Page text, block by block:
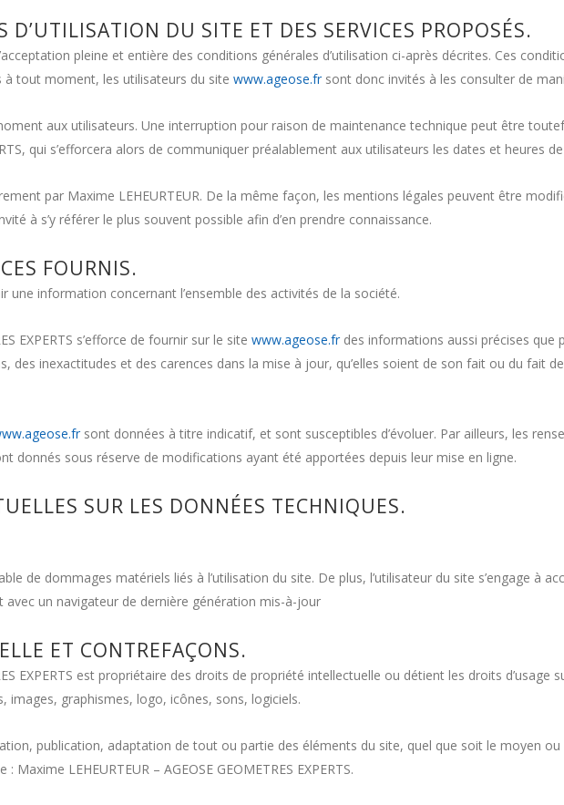
DU SITE ET DES SERVICES PROPOSÉS.
pleine et entière des conditions générales d’utilisation ci-après décrites. Ces
à tout moment, les utilisateurs du site www.ageose.fr sont donc invités à les consulter de
aux utilisateurs. Une interruption pour raison de maintenance technique peut être
qui s’efforcera alors de communiquer préalablement aux utilisateurs les dates et heures
par Maxime LEHEURTEUR. De la même façon, les mentions légales peuvent être
à s’y référer le plus souvent possible afin d’en prendre connaissance.
FOURNIS.
une information concernant l’ensemble des activités de la société.
EXPERTS s’efforce de fournir sur le site www.ageose.fr des informations aussi précises que
des inexactitudes et des carences dans la mise à jour, qu’elles soient de son fait ou du fait
sont données à titre indicatif, et sont susceptibles d’évoluer. Par ailleurs, les
donnés sous réserve de modifications ayant été apportées depuis leur mise en ligne.
SUR LES DONNÉES TECHNIQUES.
de dommages matériels liés à l’utilisation du site. De plus, l’utilisateur du site s’engage à
un navigateur de dernière génération mis-à-jour
ET CONTREFAÇONS.
EXPERTS est propriétaire des droits de propriété intellectuelle ou détient les droits d’usage
images, graphismes, logo, icônes, sons, logiciels.
publication, adaptation de tout ou partie des éléments du site, quel que soit le moyen
LEHEURTEUR – AGEOSE GEOMETRES EXPERTS.